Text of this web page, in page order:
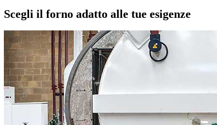
Scegli il forno adatto alle tue esigenze